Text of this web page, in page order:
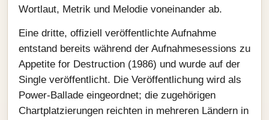
Wortlaut, Metrik und Melodie voneinander ab.
Eine dritte, offiziell veröffentlichte Aufnahme
entstand bereits während der Aufnahmesessions zu
Appetite for Destruction (1986) und wurde auf der
Single veröffentlicht. Die Veröffentlichung wird als
Power-Ballade eingeordnet; die zugehörigen
Chartplatzierungen reichten in mehreren Ländern in